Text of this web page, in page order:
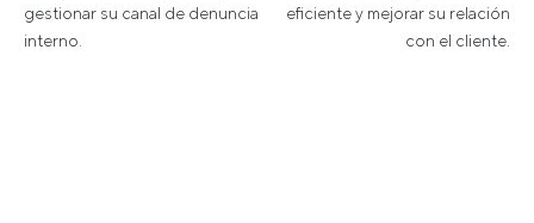
gestionar su canal de denuncia
interno.
eficiente y mejorar su relación
con el cliente.